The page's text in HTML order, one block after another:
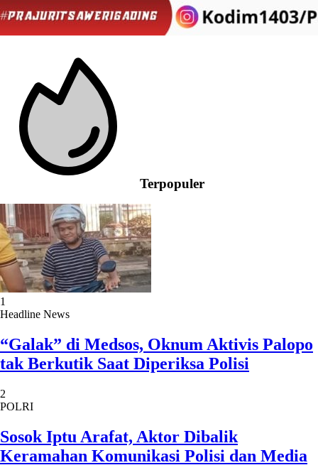
Terpopuler
1
Headline News
“Galak” di Medsos, Oknum Aktivis Palopo
tak Berkutik Saat Diperiksa Polisi
2
POLRI
Sosok Iptu Arafat, Aktor Dibalik
Keramahan Komunikasi Polisi dan Media